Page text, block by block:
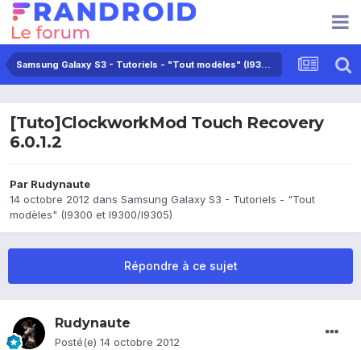
Samsung Galaxy S3 - Tutoriels - "Tout modèles" (I9300 et I9300/I9305)
[Tuto]ClockworkMod Touch Recovery
6.0.1.2
Par Rudynaute
14 octobre 2012 dans Samsung Galaxy S3 - Tutoriels - "Tout
modèles" (I9300 et I9300/I9305)
Répondre à ce sujet
Rudynaute
Posté(e) 14 octobre 2012